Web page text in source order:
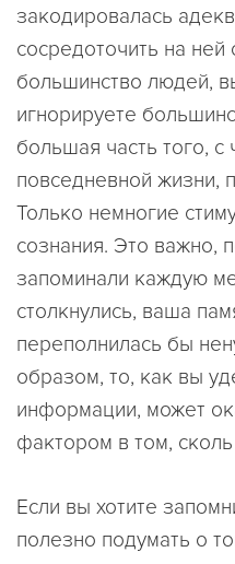
закодировалась
сосредоточить на
большинство людей,
игнорируете
большая часть того, с
повседневной жизни,
Только немногие
сознания. Это важно,
запоминали каждую
столкнулись, ваша
переполнилась бы
образом, то, как вы
информации, может
фактором в том,
Если вы хотите
полезно подумать о